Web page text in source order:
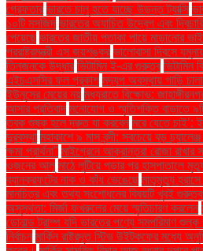
গ্রেফতার ভারতে চালু হতে যাচ্ছে উড়ন্ত ট্যাক্সি
১০টি মসজিদ ভারতের অযাচিত উদ্বেগ এবং
পেয়েছে ভারতের জাতীয় পতাকা পায়ে মাড়ানোর
পররাষ্ট্রমন্ত্রী এস জয়শঙ্কর ভালোবাসা দিবসে
তিনজনকে উদ্ধার ভিটামিন ই-এর গুরুত্ব ভিটামিন
এইচএসসির ফল প্রকাশ মদ্যপ অবস্থায় গাড়ি
ইউনূসের মেয়ের নয় মধ্যরাতে বিক্ষোভ:
আসার প্রতিবাদ মনোযোগ ও স্মৃতিশক্তি বাড়াতে
ত্বক শুষ্ক হলে দ্রুত যা করবেন মরে যেতে চাই’:
দুরবস্থা মহাকাশে ৯ মাস বন্দী: সবচেয়ে বড়
ক্ষমা প্রার্থনা" মাইগ্রেনে আক্রান্তরা রোজা রাখার
ওজনের আলু মাঠে লুটিয়ে পড়ার পর হাসপাতালে
ব্যানক্রফটের নাক ও কাঁধ ভেঙেছে মাতৃমৃত্যু
মানচিত্র এবং তথ্য সংশোধনের বিষয়টি খুবই
অসুস্থতা: মির্জা ফখরুলের মেয়ে স্মৃতিচারণ করলেন
ডোনাল্ড ট্রাম্প যদি ভারতের পণ্যে সমপরিমাণ
নির্বাচন মার্কিন রাষ্ট্রদূত স্টিভ উইটকফের মধ্যে